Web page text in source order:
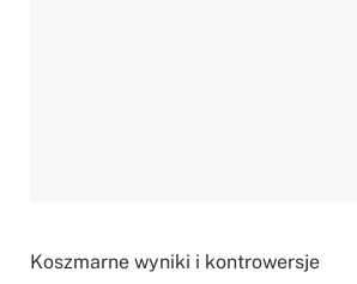
Koszmarne wyniki i kontrowersje